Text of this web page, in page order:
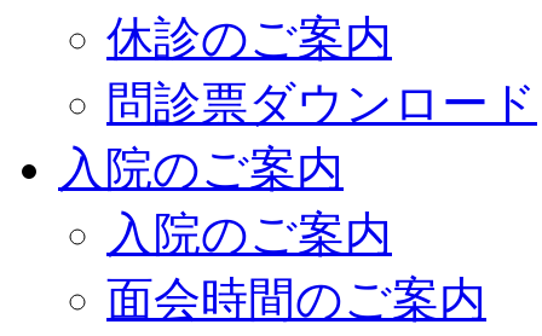
休診のご案内
問診票ダウンロード
入院のご案内
入院のご案内
面会時間のご案内